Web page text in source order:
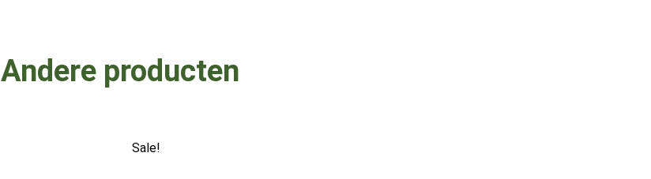
Andere producten
Sale!
Oorspronkelijke
Huidige